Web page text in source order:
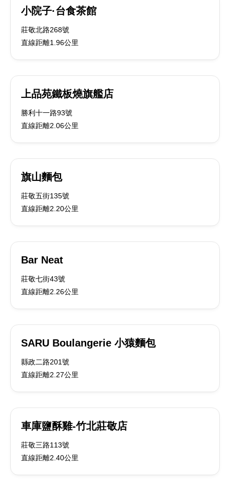
小院子·台食茶館
莊敬北路268號
直線距離1.96公里
上品苑鐵板燒旗艦店
勝利十一路93號
直線距離2.06公里
旗山麵包
莊敬五街135號
直線距離2.20公里
Bar Neat
莊敬七街43號
直線距離2.26公里
SARU Boulangerie 小猿麵包
縣政二路201號
直線距離2.27公里
車庫鹽酥雞-竹北莊敬店
莊敬三路113號
直線距離2.40公里